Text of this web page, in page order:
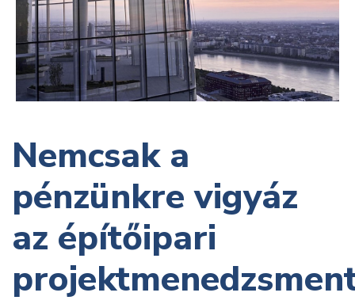
Nemcsak a
pénzünkre vigyáz
az építőipari